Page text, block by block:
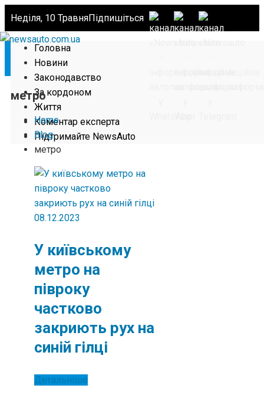
Неділя, 10 ТравняПідпишіться
Головна
Новини
Законодавство
За кордоном
Життя
Коментар експерта
Підтримайте NewsAuto
метро
Home
Blog
метро
08.12.2023
У київському
метро на
півроку
частково
закриють рух на
синій гілці
Детальніше